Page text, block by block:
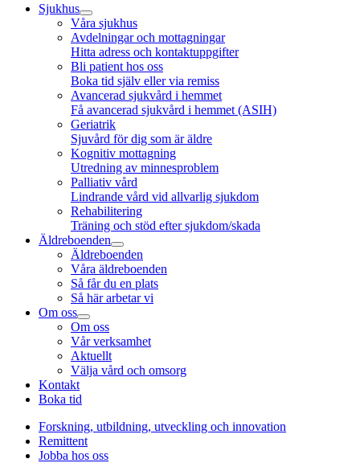
Sjukhus
Våra sjukhus
Avdelningar och mottagningar
Hitta adress och kontaktuppgifter
Bli patient hos oss
Boka tid själv eller via remiss
Avancerad sjukvård i hemmet
Få avancerad sjukvård i hemmet (ASIH)
Geriatrik
Sjuvård för dig som är äldre
Kognitiv mottagning
Utredning av minnesproblem
Palliativ vård
Lindrande vård vid allvarlig sjukdom
Rehabilitering
Träning och stöd efter sjukdom/skada
Äldreboenden
Äldreboenden
Våra äldreboenden
Så får du en plats
Så här arbetar vi
Om oss
Om oss
Vår verksamhet
Aktuellt
Välja vård och omsorg
Kontakt
Boka tid
Forskning, utbildning, utveckling och innovation
Remittent
Jobba hos oss